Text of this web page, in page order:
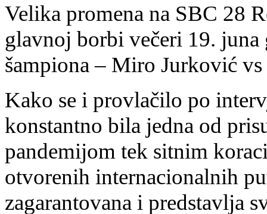
Velika promena na SBC 28
glavnoj borbi večeri 19.
šampiona – Miro Jurković
Kako se i provlačilo po
konstantno bila jedna od
pandemijom tek sitnim
otvorenih internacionalnih
zagarantovana i predstavlja